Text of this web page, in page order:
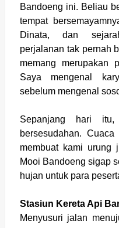
Bandoeng ini. Beliau
tempat
Dinata, dan
perjalanan tak pernah
memang merupakan
Saya mengenal
sebelum mengenal
Sepanjang hari
bersesudahan.
membuat kami urung
Mooi Bandoeng sigap
hujan untuk para
Stasiun Kereta Api
Menyusuri jalan